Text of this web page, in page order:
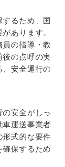
るため、国
あります。
の指導・教
の点呼の実
安全運行の
安全がしっ
運送事業者
形式的な要件
保するため